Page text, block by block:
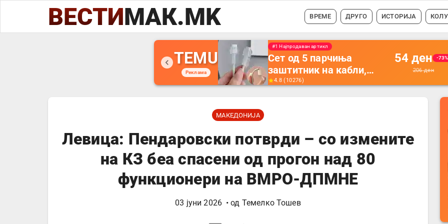
ВЕСТИМАК.MK ВРЕМЕ ДРУГО ИСТОРИЈА
TEMU
Реклама
#1 Најпродавано
Држач за полнење на
телефон кој се монтира
на ѕид -
далечински управувач
4.5(16742
56 ден -35%
87ден
МАКЕДОНИЈА
Левица: Пендаровски потврди – со измените
на КЗ беа спасени од прогон над 80
функционери на ВМРО-ДПМНЕ
03 јуни 2026 • од Темелко Тошев